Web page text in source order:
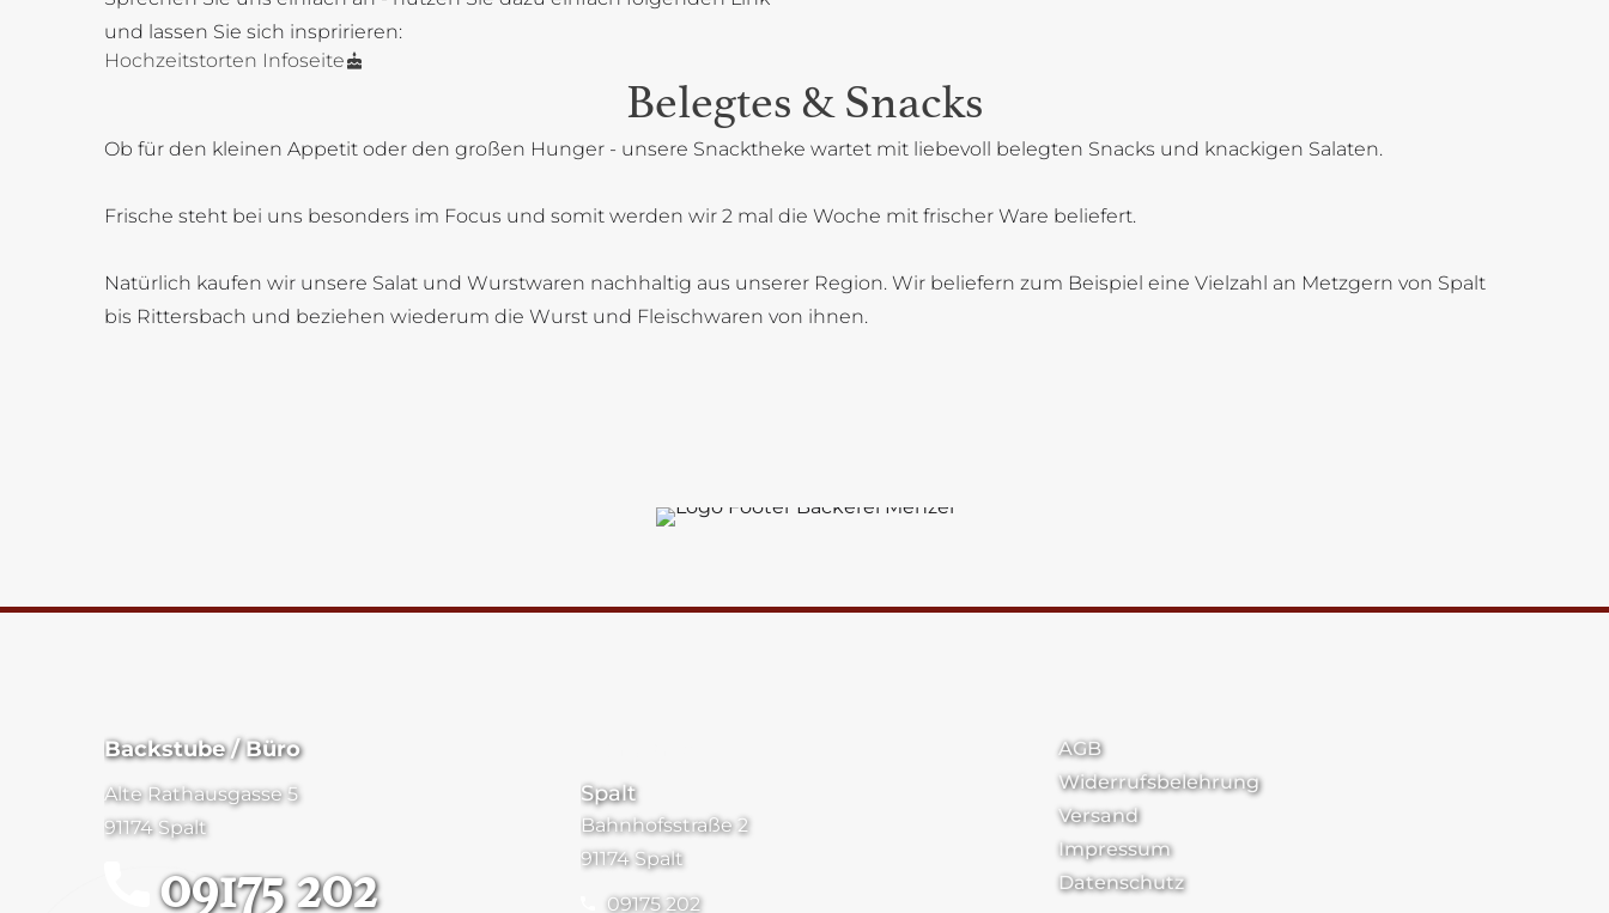
und lassen Sie sich inspririeren:
Hochzeitstorten Infoseite
Belegtes & Snacks
Ob für den kleinen Appetit oder den großen Hunger - unsere Snacktheke wartet mit liebevoll belegten Snacks und knackigen Salaten.
Frische steht bei uns besonders im Focus und somit werden wir 2 mal die Woche mit frischer Ware beliefert.
Natürlich kaufen wir unsere Salat und Wurstwaren nachhaltig aus unserer Region. Wir beliefern zum Beispiel eine Vielzahl an Metzgern von Spalt
bis Rittersbach und beziehen wiederum die Wurst und Fleischwaren von ihnen.
Backstube / Büro
Alte Rathausgasse 5
91174 Spalt
09175 202
Spalt
Bahnhofsstraße 2
91174 Spalt
09175 202
AGB
Widerrufsbelehrung
Versand
Impressum
Datenschutz